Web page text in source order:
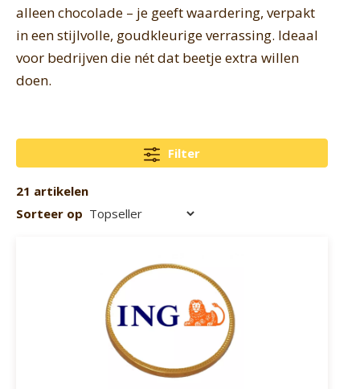
alleen chocolade – je geeft waardering, verpakt
in een stijlvolle, goudkleurige verrassing. Ideaal
voor bedrijven die nét dat beetje extra willen
doen.
Filter
21 artikelen
Sorteer op